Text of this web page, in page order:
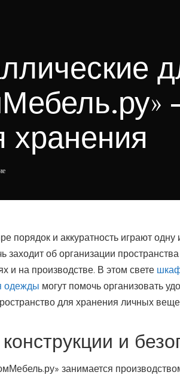
порядок и аккуратность играют одну
заходит об организации
и на производстве. В этом свете
одежды могут помочь организовать
для хранения личных
и
занимается